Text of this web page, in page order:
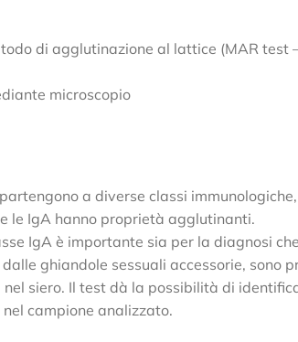
di agglutinazione al lattice (MAR test
microscopio
a diverse classi
le IgA hanno proprietà agglutinanti.
IgA è importante sia per la diagnosi
ghiandole sessuali accessorie, sono
nel siero. Il test dà la possibilità di
campione analizzato.